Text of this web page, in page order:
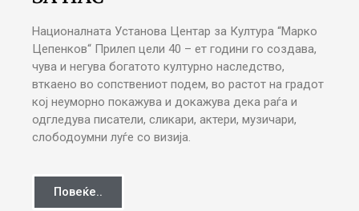
Националната Установа Центар за Култура “Марко
Цепенков“ Прилеп цели 40 – ет години го создава,
чува и негува богатото културно наследство,
вткаено во сопствениот подем, во растот на градот
кој неуморно покажува и докажува дека раѓа и
одгледува писатели, сликари, актери, музичари,
слободоумни луѓе со визија.
Повеќе..